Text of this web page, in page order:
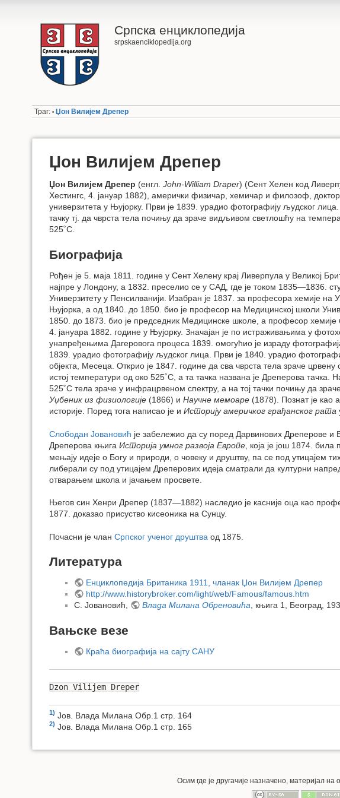
Српска енциклопедија
srpskaenciklopedija.org
Траг: • Џон Вилијем Дрепер
Џон Вилијем Дрепер
Џон Вилијем Дрепер (енгл. John-William Draper) (Сент Хелен код
Хестингс, 4. јануар 1882), амерички физичар, хемичар и филозоф,
универзитета у Њујорку. Први је 1839. урадио фотографију људског
тачку тј. да чврста тела почињу да зраче видљивом светлошћу на
525˚C.
Биографија
Рођен је 5. маја 1811. године у Сент Хелену крај Ливерпула у Великој
најпре у Лондону, а 1832. преселио се у САД, где је током 1835—1836.
Универзитету у Пенсилванији. Изабран је 1837. за професора хемије на
Њујорка, а од 1840. до 1850. био је професор на Медицинској школи
1850. до 1873. био је председник Медицинске школе, а професор хемије
4. јануара 1882. године у Њујорку. Значајан је по истраживањима у
унапређењима Дагеровога процеса 1839. омогућио је израду
1839. урадио фотографију људског лица. Први је 1840. урадио
објекта, Месеца. Открио је 1847. године да сва чврста тела зраче црвену
истој температури од око 525˚C, а та тачка названа је Дреперова тачка.
525˚C тела зраче у инфрацрвеном спектру, а на тој тачки почињу да
Уџбеник из физиологије (1866) и Научне мемоаре (1878). Познат је као
историје. Поред тога написао је и Историју америчког грађанског рата
Слободан Јовановић је забележио да су поред Дарвинових Дреперове и
Дреперова књига Историја умног развоја Европе , која је још 1874.
мењају идеје о Богу и природи, о човеку и друштву, па се под утицајем
либерали су под утицајем Дреперових идеја сматрали да културни
отварањем школа и јачањем просвете.
Његов син Хенри Дрепер (1837—1882) наследио је касније оца као
1877. доказао присуство кисеоника на Сунцу.
Почасни је члан Српског ученог друштва од 1875.
Литература
Енциклопедија Британика 1911, чланак Џон Вилијем Дрепер
http://www.historybroker.com/light/web/Famous/famous.htm
С. Јовановић,
Влада Милана Обреновића, књига 1, Београд,
Вањске везе
Краћа биографија на сајту САНУ
Dzon Vilijem Dreper
1) Јов. Влада Милана Обр.1 стр. 164
2) Јов. Влада Милана Обр.1 стр. 165
Осим где је другачије назначено, материјал